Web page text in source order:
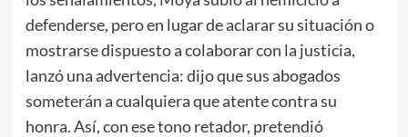
defenderse, pero en lugar de aclarar su situación o
mostrarse dispuesto a colaborar con la justicia,
lanzó una advertencia: dijo que sus abogados
someterán a cualquiera que atente contra su
honra. Así, con ese tono retador, pretendió